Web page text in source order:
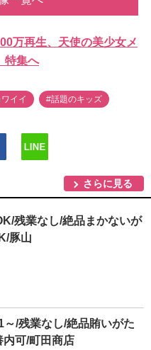
万再生、天使の美少女メ
特集へ
イイ #話題のキッズ
さらに見る
残業なし/絶品まかないが
豚山
/残業なし/絶品賄いがた
内可/町田商店